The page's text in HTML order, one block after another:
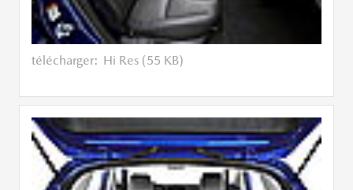
télécharger: Hi Res (55 KB)